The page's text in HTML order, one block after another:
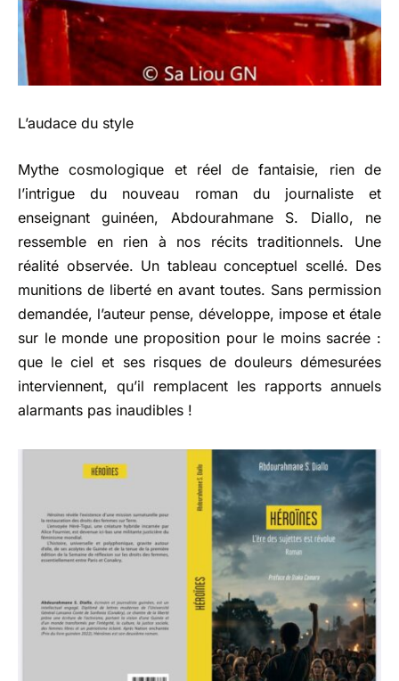
L’audace du style
Mythe cosmologique et réel de fantaisie, rien de
l’intrigue du nouveau roman du journaliste et
enseignant guinéen, Abdourahmane S. Diallo, ne
ressemble en rien à nos récits traditionnels. Une
réalité observée. Un tableau conceptuel scellé. Des
munitions de liberté en avant toutes. Sans permission
demandée, l’auteur pense, développe, impose et étale
sur le monde une proposition pour le moins sacrée :
que le ciel et ses risques de douleurs démesurées
interviennent, qu’il remplacent les rapports annuels
alarmants pas inaudibles !